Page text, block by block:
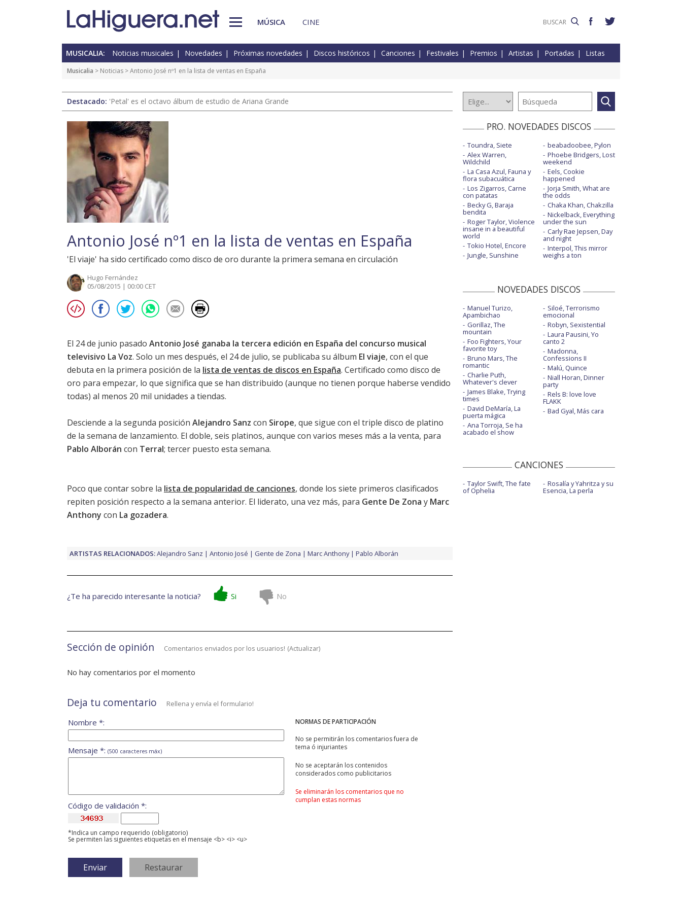
MÚSICA CINE
MUSICALIA: Noticias musicales Novedades Próximas novedades Discos históricos Canciones Festivales Premios Artistas Portadas Listas
Musicalia > Noticias > Antonio José nº1 en la lista de ventas en España
Destacado: 'Petal' es el octavo álbum de estudio de Ariana Grande
Antonio José nº1 en la lista de ventas en España
'El viaje' ha sido certificado como disco de oro durante la primera semana en circulación
Hugo Fernández
05/08/2015 | 00:00 CET
El 24 de junio pasado Antonio José ganaba la tercera edición en España del concurso musical
televisivo La Voz. Solo un mes después, el 24 de julio, se publicaba su álbum El viaje, con el que
debuta en la primera posición de la lista de ventas de discos en España. Certificado como disco de
oro para empezar, lo que significa que se han distribuido (aunque no tienen porque haberse vendido
todas) al menos 20 mil unidades a tiendas.
Desciende a la segunda posición Alejandro Sanz con Sirope, que sigue con el triple disco de platino
de la semana de lanzamiento. El doble, seis platinos, aunque con varios meses más a la venta, para
Pablo Alborán con Terral; tercer puesto esta semana.
Poco que contar sobre la lista de popularidad de canciones, donde los siete primeros clasificados
repiten posición respecto a la semana anterior. El liderato, una vez más, para Gente De Zona y Marc
Anthony con La gozadera.
ARTISTAS RELACIONADOS:Alejandro Sanz Antonio José Gente de Zona Marc Anthony Pablo Alborán
¿Te ha parecido interesante la noticia? Si No
Sección de opinión Comentarios enviados por los usuarios! (Actualizar)
No hay comentarios por el momento
Deja tu comentario Rellena y envía el formulario!
NORMAS DE PARTICIPACIÓN
No se permitirán los comentarios fuera de
tema ó injuriantes
No se aceptarán los contenidos
considerados como publicitarios
Se eliminarán los comentarios que no
cumplan estas normas
Nombre *:
Mensaje *: (500 caracteres máx)
Código de validación *:
*Indica un campo requerido (obligatorio)
Se permiten las siguientes etiquetas en el mensaje <b> <i> <u>
PRO. NOVEDADES DISCOS
Toundra, Siete
Alex Warren,
Wildchild
La Casa Azul, Fauna y
flora subacuática
Los Zigarros, Carne
con patatas
Becky G, Baraja
bendita
Roger Taylor, Violence
insane in a beautiful
world
Tokio Hotel, Encore
Jungle, Sunshine
beabadoobee, Pylon
Phoebe Bridgers, Lost
weekend
Eels, Cookie
happened
Jorja Smith, What are
the odds
Chaka Khan, Chakzilla
Nickelback, Everything
under the sun
Carly Rae Jepsen, Day
and night
Interpol, This mirror
weighs a ton
NOVEDADES DISCOS
Manuel Turizo,
Apambichao
Gorillaz, The
mountain
Foo Fighters, Your
favorite toy
Bruno Mars, The
romantic
Charlie Puth,
Whatever's clever
James Blake, Trying
times
David DeMaría, La
puerta mágica
Ana Torroja, Se ha
acabado el show
Siloé, Terrorismo
emocional
Robyn, Sexistential
Laura Pausini, Yo
canto 2
Madonna,
Confessions II
Malú, Quince
Niall Horan, Dinner
party
Rels B: love love
FLAKK
Bad Gyal, Más cara
CANCIONES
Taylor Swift, The fate
of Ophelia
Rosalía y Yahritza y su
Esencia, La perla